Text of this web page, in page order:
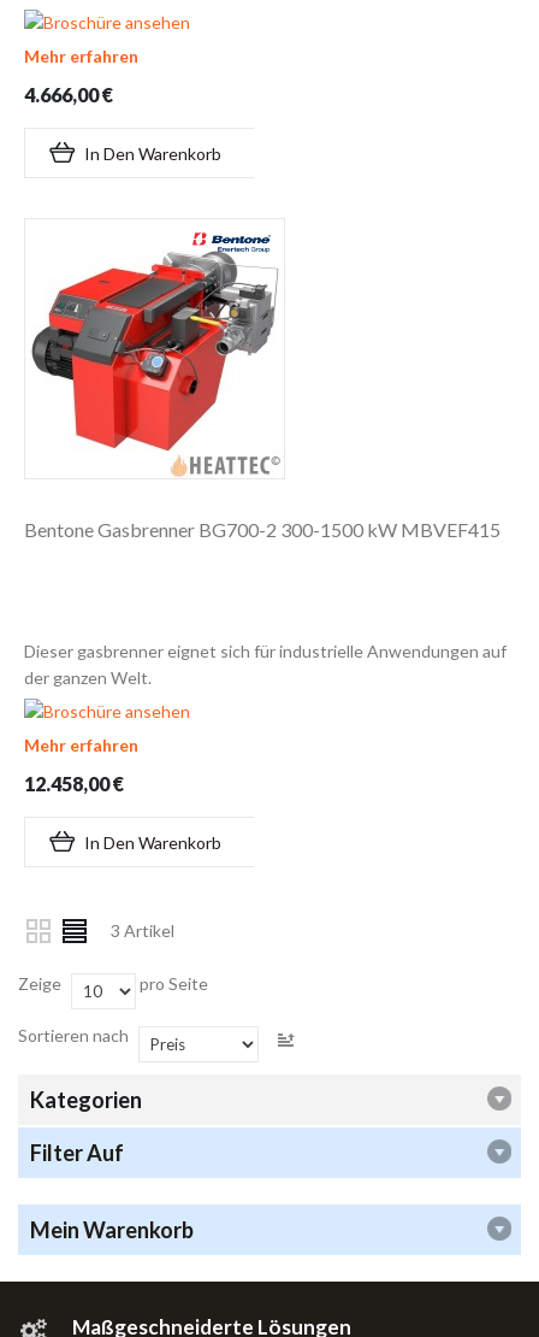
Mehr erfahren
4.666,00 €
In Den Warenkorb
Bentone Gasbrenner BG700-2 300-1500 kW MBVEF415
Dieser gasbrenner eignet sich für industrielle Anwendungen auf
der ganzen Welt.
Mehr erfahren
12.458,00 €
In Den Warenkorb
3 Artikel
Zeige pro Seite
Sortieren nach
Kategorien
Filter Auf
Mein Warenkorb
Maßgeschneiderte Lösungen